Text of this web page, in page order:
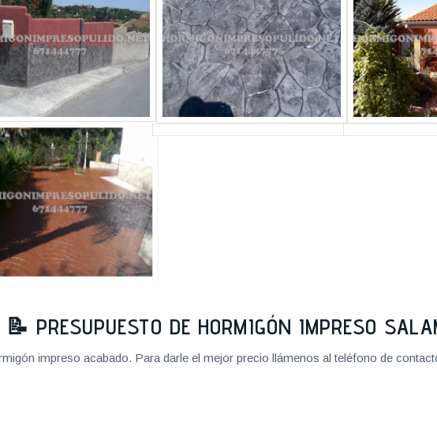
📝 PRESUPUESTO DE HORMIGÓN IMPRESO
impreso acabado. Para darle el mejor precio llámenos al teléfono de